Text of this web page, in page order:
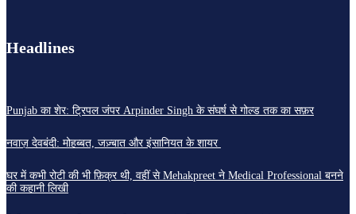
Headlines
Punjab का शेर: ट्रिपल जंपर Arpinder Singh के संघर्ष से गोल्ड तक का सफ़र
नवाज़ देवबंदी: मोहब्बत, जज़्बात और इंसानियत के शायर
घर में कभी रोटी की भी फ़िक्र थी, वहीं से Mehakpreet ने Medical Professional बनने
की कहानी लिखी